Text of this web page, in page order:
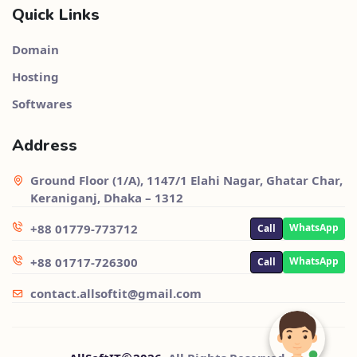
Quick Links
Domain
Hosting
Softwares
Address
Ground Floor (1/A), 1147/1 Elahi Nagar, Ghatar Char,
Keraniganj, Dhaka – 1312
+88 01779-773712
Call WhatsApp
+88 01717-726300 Call WhatsApp
contact.allsoftit@gmail.com